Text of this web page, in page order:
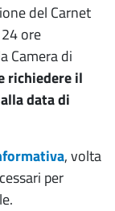
del Carnet
ore
Camera di
richiedere il
data di
, volta
per